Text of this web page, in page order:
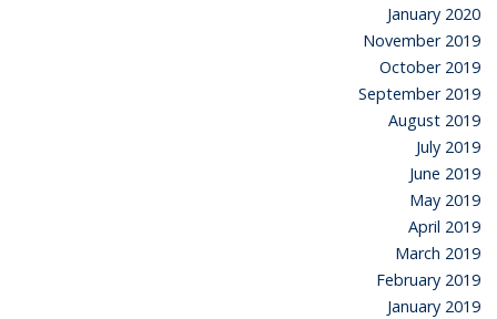
January 2020
November 2019
October 2019
September 2019
August 2019
July 2019
June 2019
May 2019
April 2019
March 2019
February 2019
January 2019